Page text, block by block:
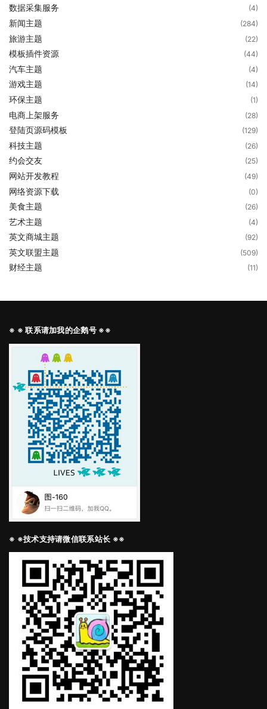
数据采集服务 (4)
新闻主题 (284)
旅游主题 (22)
模板插件资源 (44)
汽车主题 (4)
游戏主题 (14)
环保主题 (1)
电商上架服务 (28)
登陆页源码模板 (129)
科技主题 (26)
约会交友 (25)
网站开发教程 (49)
网络资源下载 (0)
美食主题 (26)
艺术主题 (4)
英文商城主题 (92)
英文联盟主题 (509)
财经主题 (11)
※ ※ 联系请加我的企鹅号 ※※
※ ※技术支持请微信联系站长 ※※